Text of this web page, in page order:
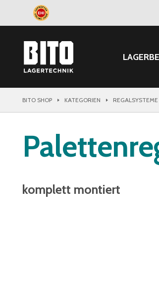
LAGER
BITO SHOP KATEGORIEN REGALSYSTEME
komplett montiert